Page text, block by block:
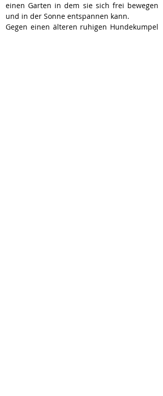
einen Garten in dem sie sich frei bewegen
und in der Sonne entspannen kann.
Gegen einen älteren ruhigen Hundekumpel